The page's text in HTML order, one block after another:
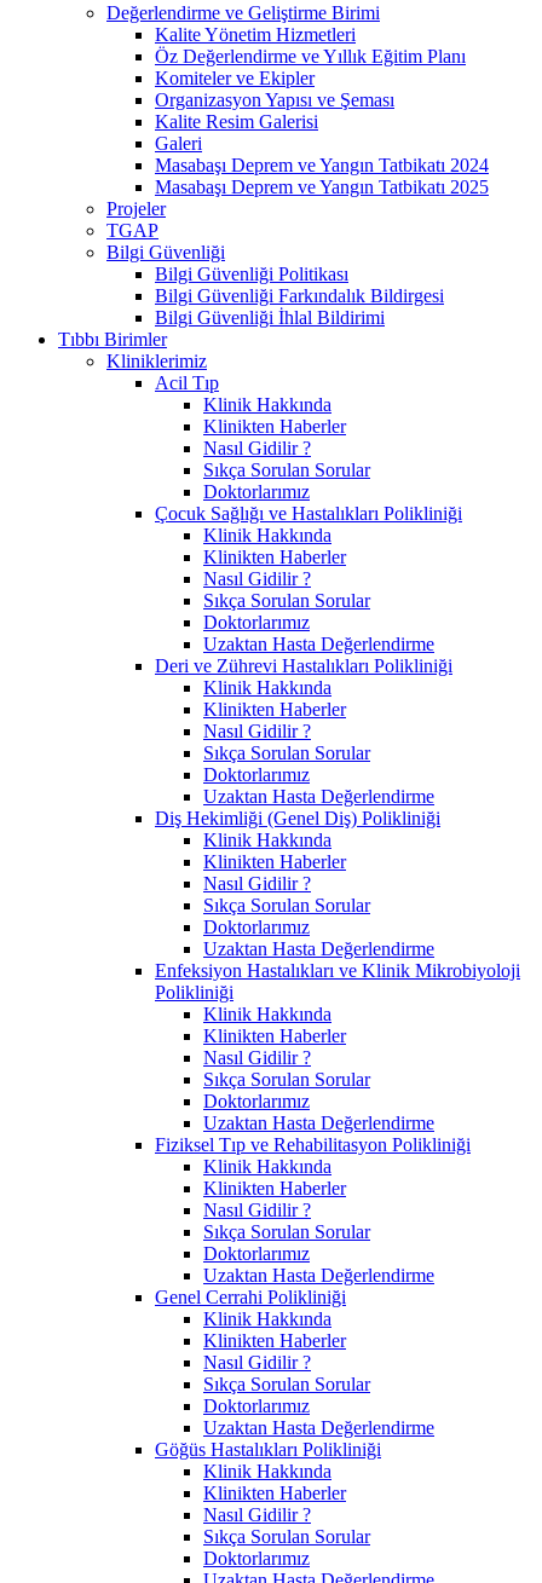
Değerlendirme ve Geliştirme Birimi
Kalite Yönetim Hizmetleri
Öz Değerlendirme ve Yıllık Eğitim Planı
Komiteler ve Ekipler
Organizasyon Yapısı ve Şeması
Kalite Resim Galerisi
Galeri
Masabaşı Deprem ve Yangın Tatbikatı 2024
Masabaşı Deprem ve Yangın Tatbikatı 2025
Projeler
TGAP
Bilgi Güvenliği
Bilgi Güvenliği Politikası
Bilgi Güvenliği Farkındalık Bildirgesi
Bilgi Güvenliği İhlal Bildirimi
Tıbbı Birimler
Kliniklerimiz
Acil Tıp
Klinik Hakkında
Klinikten Haberler
Nasıl Gidilir ?
Sıkça Sorulan Sorular
Doktorlarımız
Çocuk Sağlığı ve Hastalıkları Polikliniği
Klinik Hakkında
Klinikten Haberler
Nasıl Gidilir ?
Sıkça Sorulan Sorular
Doktorlarımız
Uzaktan Hasta Değerlendirme
Deri ve Zührevi Hastalıkları Polikliniği
Klinik Hakkında
Klinikten Haberler
Nasıl Gidilir ?
Sıkça Sorulan Sorular
Doktorlarımız
Uzaktan Hasta Değerlendirme
Diş Hekimliği (Genel Diş) Polikliniği
Klinik Hakkında
Klinikten Haberler
Nasıl Gidilir ?
Sıkça Sorulan Sorular
Doktorlarımız
Uzaktan Hasta Değerlendirme
Enfeksiyon Hastalıkları ve Klinik Mikrobiyoloji
Polikliniği
Klinik Hakkında
Klinikten Haberler
Nasıl Gidilir ?
Sıkça Sorulan Sorular
Doktorlarımız
Uzaktan Hasta Değerlendirme
Fiziksel Tıp ve Rehabilitasyon Polikliniği
Klinik Hakkında
Klinikten Haberler
Nasıl Gidilir ?
Sıkça Sorulan Sorular
Doktorlarımız
Uzaktan Hasta Değerlendirme
Genel Cerrahi Polikliniği
Klinik Hakkında
Klinikten Haberler
Nasıl Gidilir ?
Sıkça Sorulan Sorular
Doktorlarımız
Uzaktan Hasta Değerlendirme
Göğüs Hastalıkları Polikliniği
Klinik Hakkında
Klinikten Haberler
Nasıl Gidilir ?
Sıkça Sorulan Sorular
Doktorlarımız